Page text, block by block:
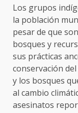
Los grupos
la población
pesar de que
bosques y
sus prácticas
conservación
y los bosques
al cambio
asesinatos